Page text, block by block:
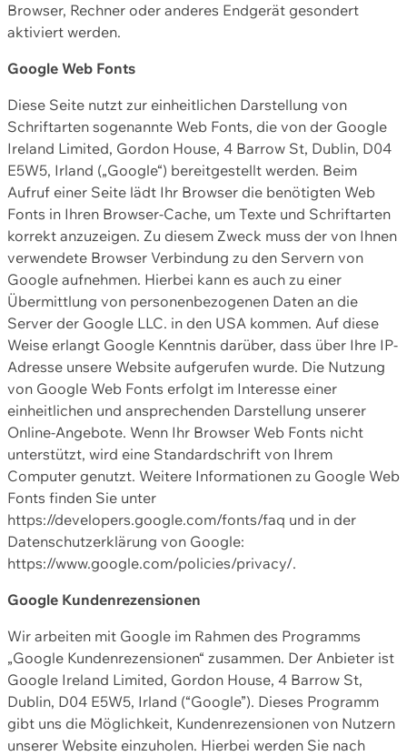
Browser, Rechner oder anderes Endgerät gesondert
aktiviert werden.
Google Web Fonts
Diese Seite nutzt zur einheitlichen Darstellung von
Schriftarten sogenannte Web Fonts, die von der Google
Ireland Limited, Gordon House, 4 Barrow St, Dublin, D04
E5W5, Irland („Google“) bereitgestellt werden. Beim
Aufruf einer Seite lädt Ihr Browser die benötigten Web
Fonts in Ihren Browser-Cache, um Texte und Schriftarten
korrekt anzuzeigen. Zu diesem Zweck muss der von Ihnen
verwendete Browser Verbindung zu den Servern von
Google aufnehmen. Hierbei kann es auch zu einer
Übermittlung von personenbezogenen Daten an die
Server der Google LLC. in den USA kommen. Auf diese
Weise erlangt Google Kenntnis darüber, dass über Ihre IP-
Adresse unsere Website aufgerufen wurde. Die Nutzung
von Google Web Fonts erfolgt im Interesse einer
einheitlichen und ansprechenden Darstellung unserer
Online-Angebote. Wenn Ihr Browser Web Fonts nicht
unterstützt, wird eine Standardschrift von Ihrem
Computer genutzt. Weitere Informationen zu Google Web
Fonts finden Sie unter
https://developers.google.com/fonts/faq und in der
Datenschutzerklärung von Google:
https://www.google.com/policies/privacy/.
Google Kundenrezensionen
Wir arbeiten mit Google im Rahmen des Programms
„Google Kundenrezensionen“ zusammen. Der Anbieter ist
Google Ireland Limited, Gordon House, 4 Barrow St,
Dublin, D04 E5W5, Irland (“Google”). Dieses Programm
gibt uns die Möglichkeit, Kundenrezensionen von Nutzern
unserer Website einzuholen. Hierbei werden Sie nach